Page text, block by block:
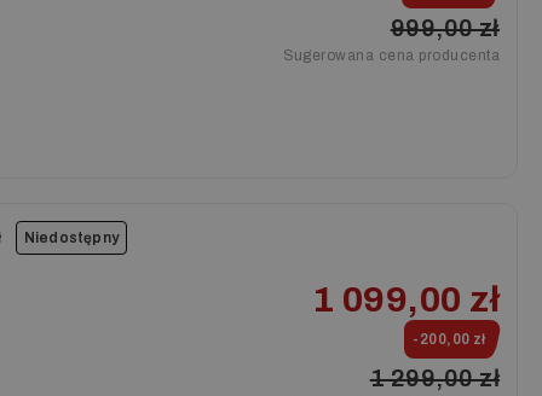
999,00 zł
Sugerowana cena producenta
Niedostępny
1 099,00 zł
-200,00 zł
1 299,00 zł